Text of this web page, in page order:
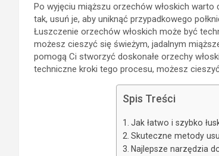
Po wyjęciu miąższu orzechów włoskich warto
tak, usuń je, aby uniknąć przypadkowego
Łuszczenie orzechów włoskich może być
możesz cieszyć się świeżym, jadalnym
pomogą Ci stworzyć doskonałe orzechy
techniczne kroki tego procesu, możesz
Spis Treści
Jak łatwo i szybko
Skuteczne metody
Najlepsze narzędzia